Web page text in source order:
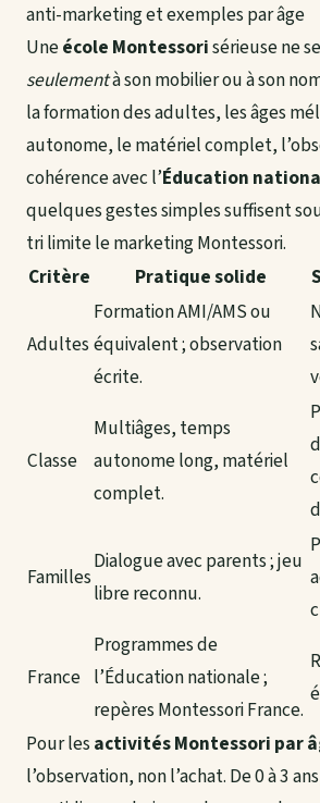
anti-marketing et exemples par âge
Uneécole Montessorisérieuse ne
seulementà son mobilier ou à son
la formation des adultes, les âges
autonome, le matériel complet,
cohérence avec l’Éducation
quelques gestes simples suffisent
tri limite le marketing Montessori.
Critère
Pratique solide
Adultes
Formation AMI/AMS ou
équivalent ; observation
écrite.
Classe
Multiâges, temps
autonome long, matériel
complet.
Familles
Dialogue avec parents ; jeu
libre reconnu.
France
Programmes de
l’Éducation nationale ;
repères Montessori France.
Pour lesactivités Montessori par
l’observation, non l’achat. De 0 à 3